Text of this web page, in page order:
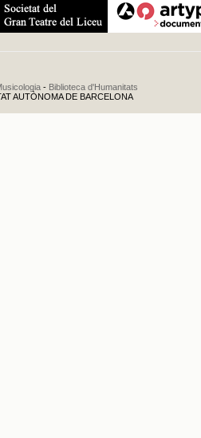
- Biblioteca d'Humanitats
AUTÒNOMA DE BARCELONA